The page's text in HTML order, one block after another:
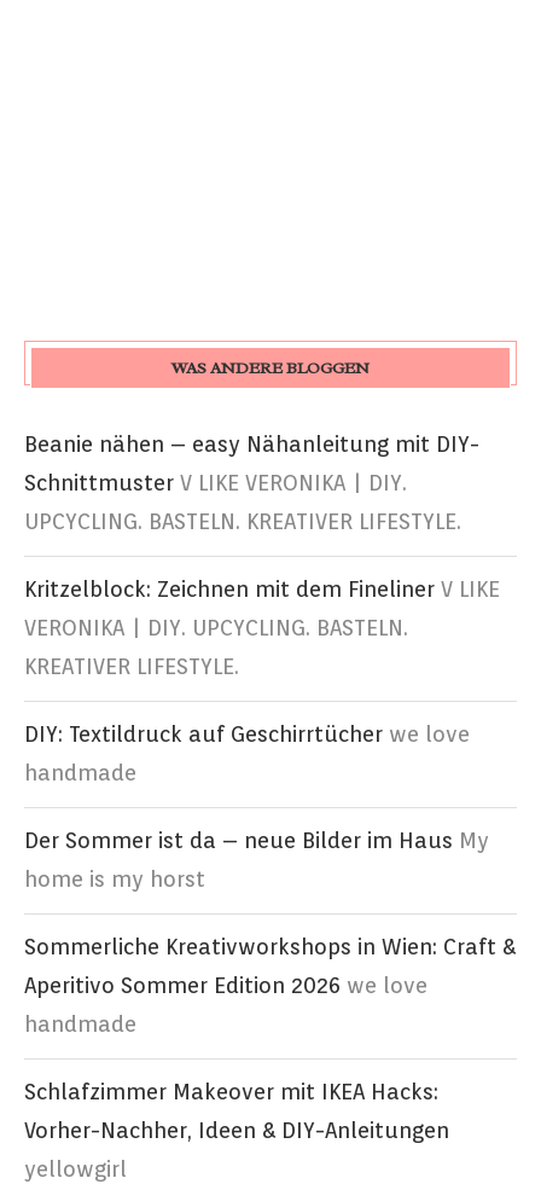
WAS ANDERE BLOGGEN
Beanie nähen – easy Nähanleitung mit DIY-
Schnittmuster V LIKE VERONIKA | DIY.
UPCYCLING. BASTELN. KREATIVER LIFESTYLE.
Kritzelblock: Zeichnen mit dem Fineliner V LIKE
VERONIKA | DIY. UPCYCLING. BASTELN.
KREATIVER LIFESTYLE.
DIY: Textildruck auf Geschirrtücher we love
handmade
Der Sommer ist da – neue Bilder im Haus My
home is my horst
Sommerliche Kreativworkshops in Wien: Craft &
Aperitivo Sommer Edition 2026 we love
handmade
Schlafzimmer Makeover mit IKEA Hacks:
Vorher-Nachher, Ideen & DIY-Anleitungen
yellowgirl